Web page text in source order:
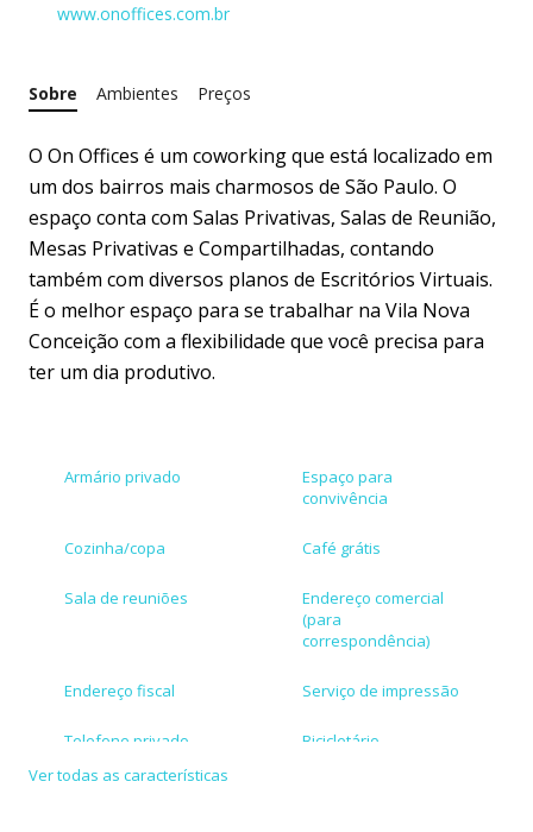
www.onoffices.com.br
Sobre Ambientes Preços
O On Offices é um coworking que está localizado em
um dos bairros mais charmosos de São Paulo. O
espaço conta com Salas Privativas, Salas de Reunião,
Mesas Privativas e Compartilhadas, contando
também com diversos planos de Escritórios Virtuais.
É o melhor espaço para se trabalhar na Vila Nova
Conceição com a flexibilidade que você precisa para
ter um dia produtivo.
Armário privado
Espaço para
convivência
Cozinha/copa Café grátis
Sala de reuniões
Endereço comercial
(para
correspondência)
Endereço fiscal Serviço de impressão
Telefone privado Bicicletário
Ver todas as características